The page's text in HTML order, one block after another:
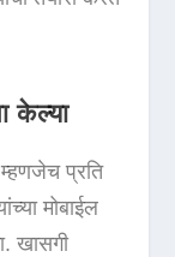
केल्या
प्रति
मोबाईल
खासगी